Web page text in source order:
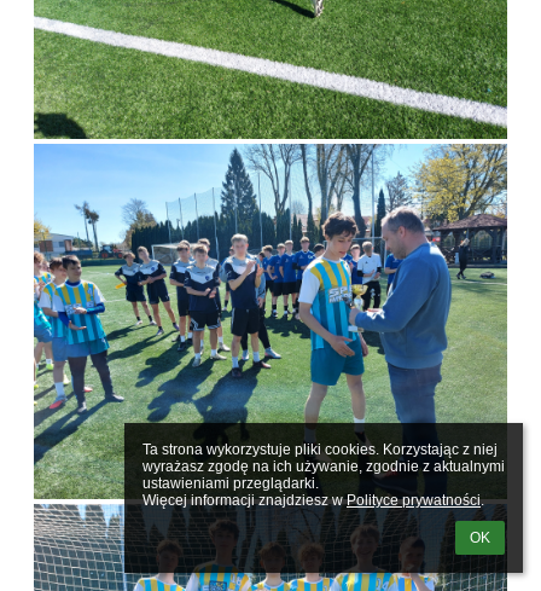
Ta strona wykorzystuje pliki cookies. Korzystając z niej
wyrażasz zgodę na ich używanie, zgodnie z aktualnymi
ustawieniami przeglądarki.
Więcej informacji znajdziesz w Polityce prywatności.
OK